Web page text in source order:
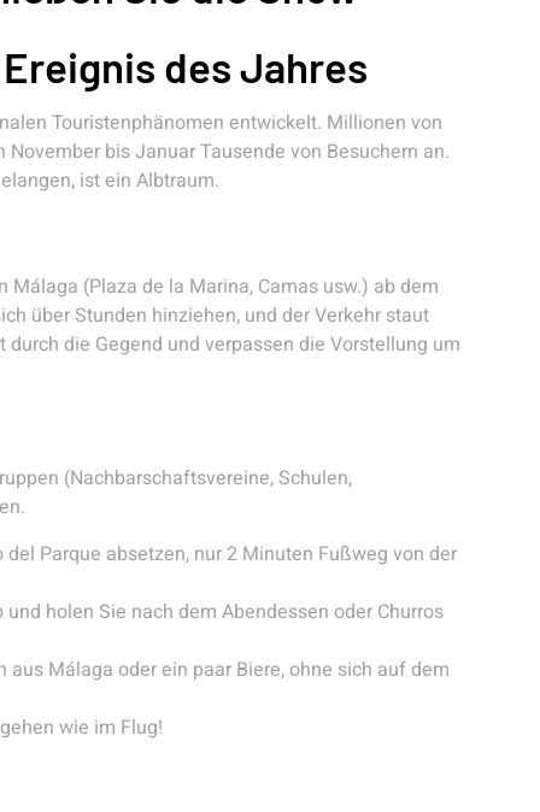
des Jahres
Touristenphänomen entwickelt. Millionen von
bis Januar Tausende von Besuchern an.
ist ein Albtraum.
(Plaza de la Marina, Camas usw.) ab dem
über Stunden hinziehen, und der Verkehr staut
die Gegend und verpassen die Vorstellung um
(Nachbarschaftsvereine, Schulen,
Parque absetzen, nur 2 Minuten Fußweg von der
holen Sie nach dem Abendessen oder Churros
aus Málaga oder ein paar Biere, ohne sich auf dem
wie im Flug!